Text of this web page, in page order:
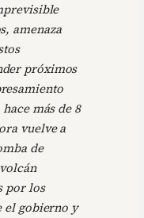
amenaza
próximos
más de 8
vuelve a
de
por los
el gobierno y